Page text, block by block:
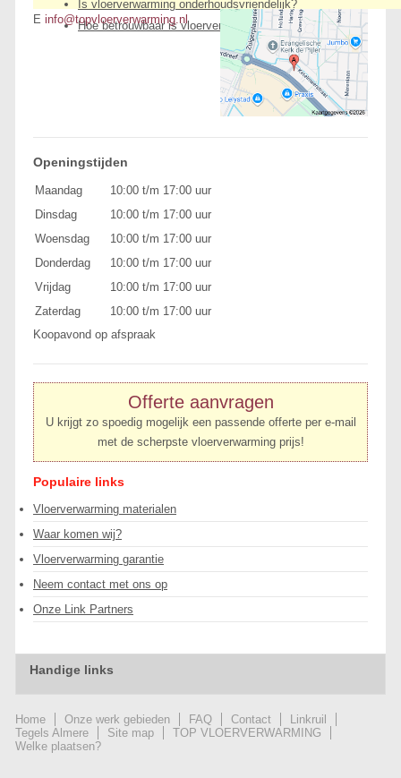
Is vloerverwarming onderhoudsvriendelijk?
Hoe betrouwbaar is vloerverwarming?
E info@topvloerverwarming.nl
Openingstijden
Maandag
10:00 t/m 17:00 uur
Dinsdag
10:00 t/m 17:00 uur
Woensdag
10:00 t/m 17:00 uur
Donderdag
10:00 t/m 17:00 uur
Vrijdag
10:00 t/m 17:00 uur
Zaterdag
10:00 t/m 17:00 uur
Koopavond op afspraak
Offerte aanvragen
U krijgt zo spoedig mogelijk een passende offerte per e-mail
met de scherpste vloerverwarming prijs!
Populaire links
Vloerverwarming materialen
Waar komen wij?
Vloerverwarming garantie
Neem contact met ons op
Onze Link Partners
Handige links
Home Onze werk gebieden FAQ Contact
Linkruil
Tegels Almere
Site map
TOP VLOERVERWARMING
Welke plaatsen?